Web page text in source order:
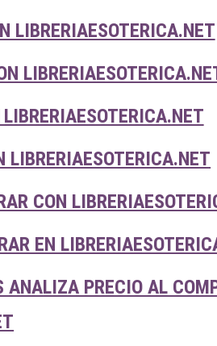
LIBRERIAESOTERICA.NET
LIBRERIAESOTERICA.NET
CON
EN
ANALIZA PRECIO AL